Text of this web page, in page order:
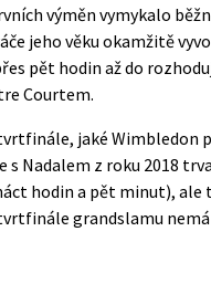
výměn vymykalo
jeho věku okamžitě
pět hodin až do
Courtem.
jaké Wimbledon
Nadalem z roku 2018
hodin a pět minut),
grandslamu